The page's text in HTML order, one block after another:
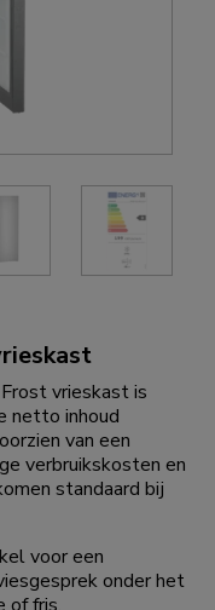
vrieskast is
netto inhoud
van een
verbruikskosten en
standaard bij
voor een
onder het